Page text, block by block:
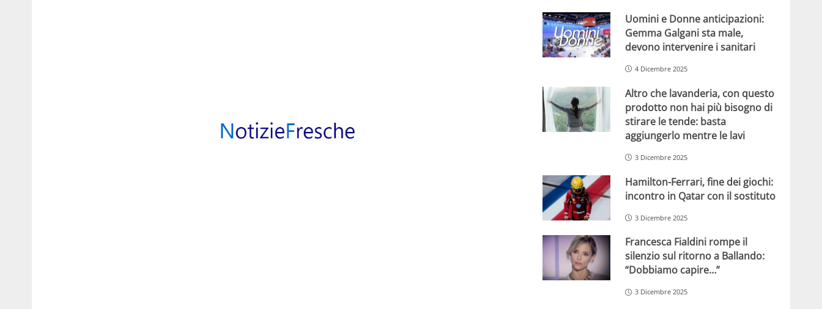
Uomini e Donne anticipazioni:
Gemma Galgani sta male,
devono intervenire i sanitari
4 Dicembre 2025
Altro che lavanderia, con questo
prodotto non hai più bisogno di
stirare le tende: basta
aggiungerlo mentre le lavi
3 Dicembre 2025
Hamilton-Ferrari, fine dei giochi:
incontro in Qatar con il sostituto
3 Dicembre 2025
Francesca Fialdini rompe il
silenzio sul ritorno a Ballando:
“Dobbiamo capire…”
3 Dicembre 2025